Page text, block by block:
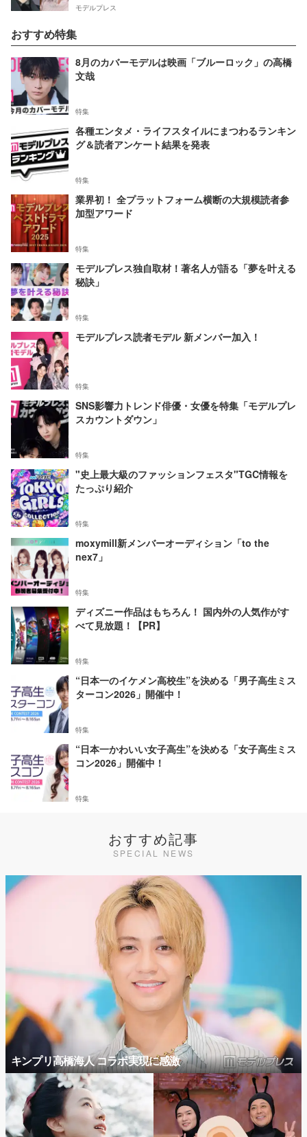
モデルプレス
おすすめ特集
8月のカバーモデルは映画「ブルーロック」の高橋
文哉
特集
各種エンタメ・ライフスタイルにまつわるランキン
グ＆読者アンケート結果を発表
特集
業界初！ 全プラットフォーム横断の大規模読者参
加型アワード
特集
モデルプレス独自取材！著名人が語る「夢を叶える
秘訣」
特集
モデルプレス読者モデル 新メンバー加入！
特集
SNS影響力トレンド俳優・女優を特集「モデルプレ
スカウントダウン」
特集
"史上最大級のファッションフェスタ"TGC情報を
たっぷり紹介
特集
moxymill新メンバーオーディション「to the
nex7」
特集
ディズニー作品はもちろん！ 国内外の人気作がす
べて見放題！【PR】
特集
“日本一のイケメン高校生”を決める「男子高生ミス
ターコン2026」開催中！
特集
“日本一かわいい女子高生”を決める「女子高生ミス
コン2026」開催中！
特集
おすすめ記事
SPECIAL NEWS
キンプリ高橋海人 コラボ実現に感激